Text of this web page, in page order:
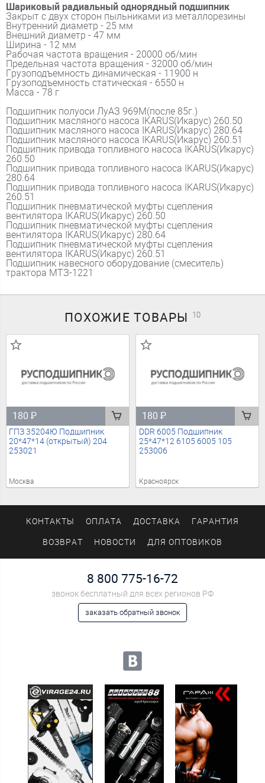
Шариковый радиальный однорядный подшипник
Закрыт с двух сторон пыльниками из металлорезины
Внутренний диаметр - 25 мм
Внешний диаметр - 47 мм
Ширина - 12 мм
Рабочая частота вращения - 20000 об/мин
Предельная частота вращения - 32000 об/мин
Грузоподъемность динамическая - 11900 н
Грузоподъемность статическая - 6550 н
Масса - 78 г
Подшипник полуоси ЛуАЗ 969М(после 85г.)
Подшипник масляного насоса IKARUS(Икарус) 260.50
Подшипник масляного насоса IKARUS(Икарус) 280.64
Подшипник масляного насоса IKARUS(Икарус) 260.51
Подшипник привода топливного насоса IKARUS(Икарус)
260.50
Подшипник привода топливного насоса IKARUS(Икарус)
280.64
Подшипник привода топливного насоса IKARUS(Икарус)
260.51
Подшипник пневматической муфты сцепления
вентилятора IKARUS(Икарус) 260.50
Подшипник пневматической муфты сцепления
вентилятора IKARUS(Икарус) 280.64
Подшипник пневматической муфты сцепления
вентилятора IKARUS(Икарус) 260.51
Подшипник навесного оборудование (смеситель)
трактора МТЗ-1221
ПОХОЖИЕТОВАРЫ 10
180₽
ГПЗ 35204Ю Подшипник
20*47*14 (открытый) 204
253021
Москва
180₽
DDR 6005 Подшипник
25*47*12 6105 6005 105
253006
Красноярск
КОНТАКТЫ ОПЛАТА ДОСТАВКА ГАРАНТИЯ
ВОЗВРАТ НОВОСТИ ДЛЯ ОПТОВИКОВ
8 800 775-16-72
звонок бесплатный для всех регионов РФ
заказать обратный звонок